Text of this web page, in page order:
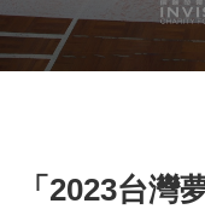
「2023台灣